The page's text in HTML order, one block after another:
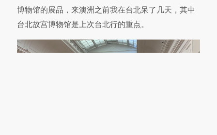
博物馆的展品，来澳洲之前我在台北呆了几天，其中
台北故宫博物馆是上次台北行的重点。